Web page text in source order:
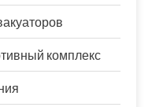
комплекс